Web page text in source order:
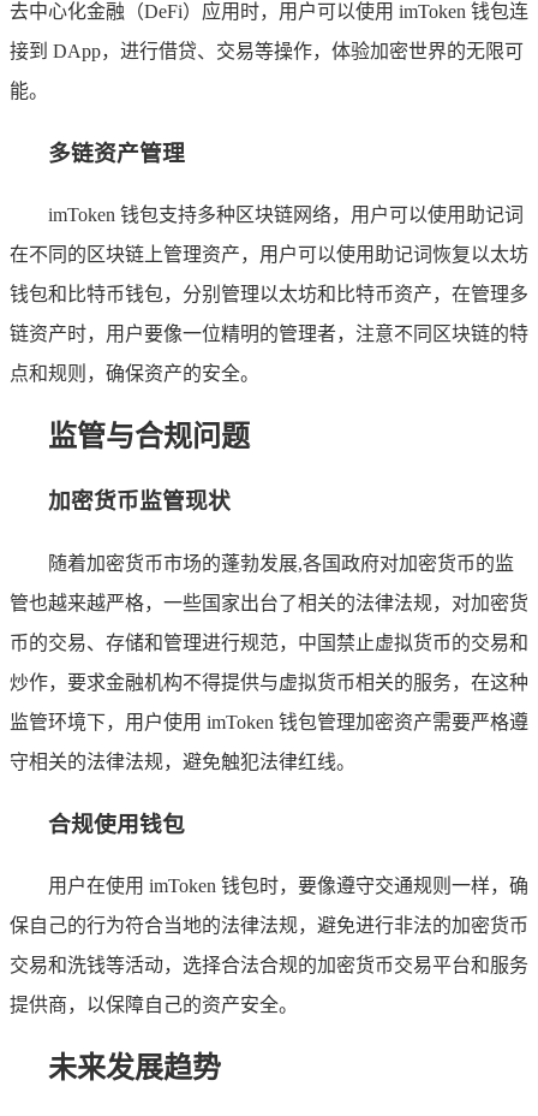
去中心化金融（DeFi）应用时，用户可以使用 imToken 钱包连
接到 DApp，进行借贷、交易等操作，体验加密世界的无限可
能。
多链资产管理
imToken 钱包支持多种区块链网络，用户可以使用助记词
在不同的区块链上管理资产，用户可以使用助记词恢复以太坊
钱包和比特币钱包，分别管理以太坊和比特币资产，在管理多
链资产时，用户要像一位精明的管理者，注意不同区块链的特
点和规则，确保资产的安全。
监管与合规问题
加密货币监管现状
随着加密货币市场的蓬勃发展,各国政府对加密货币的监
管也越来越严格，一些国家出台了相关的法律法规，对加密货
币的交易、存储和管理进行规范，中国禁止虚拟货币的交易和
炒作，要求金融机构不得提供与虚拟货币相关的服务，在这种
监管环境下，用户使用 imToken 钱包管理加密资产需要严格遵
守相关的法律法规，避免触犯法律红线。
合规使用钱包
用户在使用 imToken 钱包时，要像遵守交通规则一样，确
保自己的行为符合当地的法律法规，避免进行非法的加密货币
交易和洗钱等活动，选择合法合规的加密货币交易平台和服务
提供商，以保障自己的资产安全。
未来发展趋势